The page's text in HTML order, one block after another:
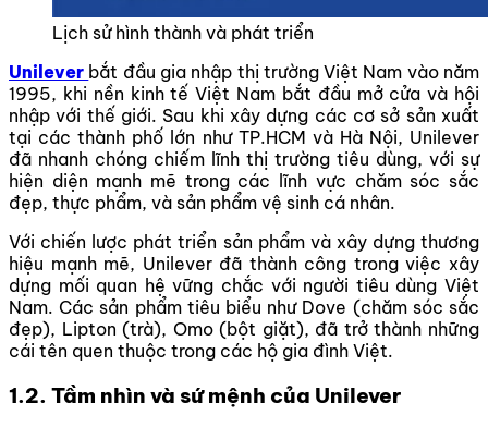
Lịch sử hình thành và phát triển
Unilever bắt đầu gia nhập thị trường Việt Nam vào năm
1995, khi nền kinh tế Việt Nam bắt đầu mở cửa và hội
nhập với thế giới. Sau khi xây dựng các cơ sở sản xuất
tại các thành phố lớn như TP.HCM và Hà Nội, Unilever
đã nhanh chóng chiếm lĩnh thị trường tiêu dùng, với sự
hiện diện mạnh mẽ trong các lĩnh vực chăm sóc sắc
đẹp, thực phẩm, và sản phẩm vệ sinh cá nhân.
Với chiến lược phát triển sản phẩm và xây dựng thương
hiệu mạnh mẽ, Unilever đã thành công trong việc xây
dựng mối quan hệ vững chắc với người tiêu dùng Việt
Nam. Các sản phẩm tiêu biểu như Dove (chăm sóc sắc
đẹp), Lipton (trà), Omo (bột giặt), đã trở thành những
cái tên quen thuộc trong các hộ gia đình Việt.
1.2. Tầm nhìn và sứ mệnh của Unilever